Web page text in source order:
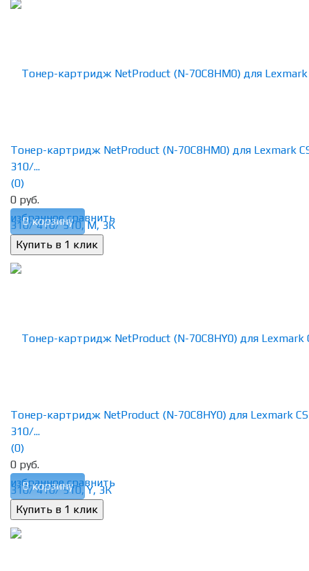
избранное сравнить
Тонер-картридж NetProduct (N-70C8HM0) для Lexmark
310/...
(0)
0 руб.
В корзину
избранное сравнить
Тонер-картридж NetProduct (N-70C8HY0) для Lexmark
310/...
(0)
0 руб.
В корзину